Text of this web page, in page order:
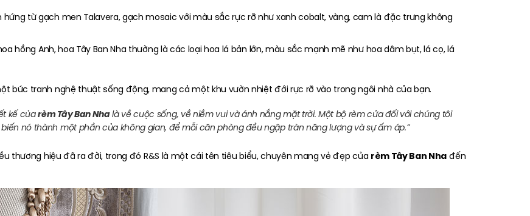
từ gạch men Talavera, gạch mosaic với màu sắc rực rỡ như xanh cobalt, vàng, cam là đặc trưng không
hồng Anh, hoa Tây Ban Nha thường là các loại hoa lá bản lớn, màu sắc mạnh mẽ như hoa dâm bụt, lá cọ, lá
bức tranh nghệ thuật sống động, mang cả một khu vườn nhiệt đới rực rỡ vào trong ngôi nhà của bạn.
kế củarèm Tây Ban Nhalà về cuộc sống, về niềm vui và ánh nắng mặt trời. Một bộ rèm cửa đối với chúng tôi
nó thành một phần của không gian, để mỗi căn phòng đều ngập tràn năng lượng và sự ấm áp.”
thương hiệu đã ra đời, trong đó R&S là một cái tên tiêu biểu, chuyên mang vẻ đẹp của rèm Tây Ban Nhađến